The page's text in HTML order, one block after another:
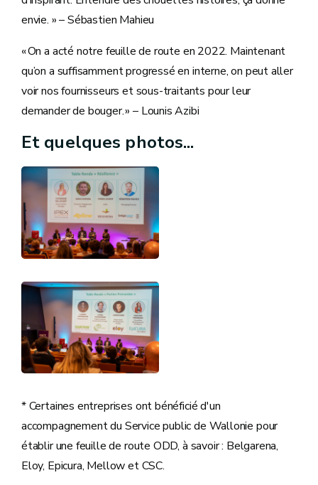
envie. » – Sébastien Mahieu
« On a acté notre feuille de route en 2022. Maintenant
qu’on a suffisamment progressé en interne, on peut aller
voir nos fournisseurs et sous-traitants pour leur
demander de bouger. » – Lounis Azibi
Et quelques photos...
* Certaines entreprises ont bénéficié d'un
accompagnement du Service public de Wallonie pour
établir une feuille de route ODD, à savoir : Belgarena,
Eloy, Epicura, Mellow et CSC.